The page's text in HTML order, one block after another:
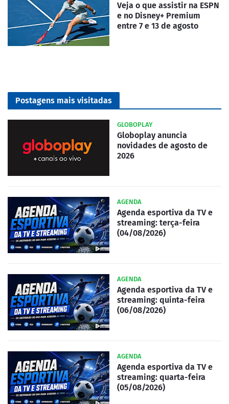
Veja o que assistir na ESPN
e no Disney+ Premium
entre 7 e 13 de agosto
Postagens mais visitadas
GLOBOPLAY
Globoplay anuncia
novidades de agosto de
2026
AGENDA
Agenda esportiva da TV e
streaming: terça-feira
(04/08/2026)
AGENDA
Agenda esportiva da TV e
streaming: quinta-feira
(06/08/2026)
AGENDA
Agenda esportiva da TV e
streaming: quarta-feira
(05/08/2026)